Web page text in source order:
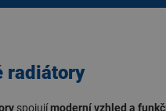
radiátory
spojujímoderní vzhled a